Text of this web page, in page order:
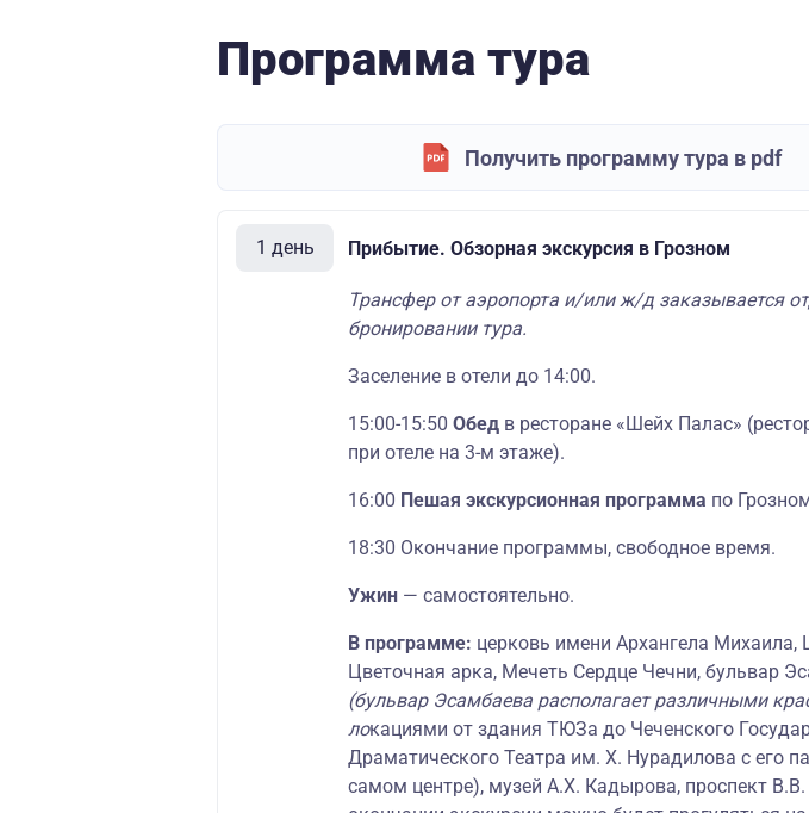
Программа тура
Получить программу тура в pdf
1 день Прибытие. Обзорная экскурсия в Грозном
Трансфер от аэропорта и/или ж/д заказывается
бронировании тура.
Заселение в отели до 14:00.
15:00-15:50 Обед в ресторане «Шейх Палас»
при отеле на 3-м этаже).
16:00 Пешая экскурсионная программа по
18:30 Окончание программы, свободное время.
Ужин — самостоятельно.
В программе: церковь имени Архангела Михаила,
Цветочная арка, Мечеть Сердце Чечни, бульвар
(бульвар Эсамбаева располагает различными
локациями от здания ТЮЗа до Чеченского
Драматического Театра им. Х. Нурадилова с его
самом центре), музей А.Х. Кадырова, проспект